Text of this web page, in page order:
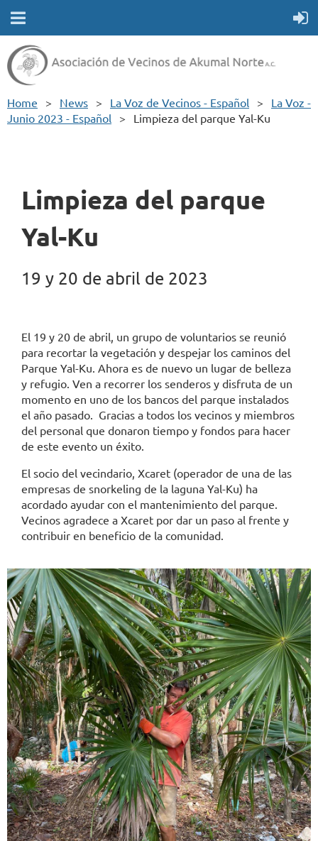
Home News La Voz de Vecinos - Español
La Voz -
Junio 2023 - Español
Limpieza del parque Yal-Ku
Limpieza del parque
Yal-Ku
19 y 20 de abril de 2023
El 19 y 20 de abril, un grupo de voluntarios se reunió
para recortar la vegetación y despejar los caminos del
Parque Yal-Ku. Ahora es de nuevo un lugar de belleza
y refugio. Ven a recorrer los senderos y disfruta de un
momento en uno de los bancos del parque instalados
el año pasado. Gracias a todos los vecinos y miembros
del personal que donaron tiempo y fondos para hacer
de este evento un éxito.
El socio del vecindario, Xcaret (operador de una de las
empresas de snorkeling de la laguna Yal-Ku) ha
acordado ayudar con el mantenimiento del parque.
Vecinos agradece a Xcaret por dar un paso al frente y
contribuir en beneficio de la comunidad.